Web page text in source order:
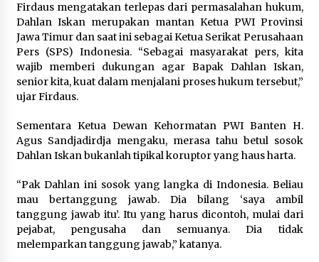
Pemanfaatan Limbah Galon Bekas,
Lapas Banjar Tanam 200 Pohon
Cabai Dukung Program Ketahanan
Pangan
7 Agustus 2026
Tagihan Air Tanpa Pemakaian,
Terungkap Ada Transisi Panjang
Pengelolaan , Perumdam TKR
Didesak Transparan
7 Agustus 2026
Sarana PAUD Diperkuat, Tangsel
Dorong Angka Partisipasi Sekolah
Terus Meningkat
Firdaus mengatakan terlepas dari permasalahan hukum,
Dahlan Iskan merupakan mantan Ketua PWI Provinsi
Jawa Timur dan saat ini sebagai Ketua Serikat Perusahaan
Pers (SPS) Indonesia. “Sebagai masyarakat pers, kita
wajib memberi dukungan agar Bapak Dahlan Iskan,
senior kita, kuat dalam menjalani proses hukum tersebut,”
ujar Firdaus.
Sementara Ketua Dewan Kehormatan PWI Banten H.
Agus Sandjadirdja mengaku, merasa tahu betul sosok
Dahlan Iskan bukanlah tipikal koruptor yang haus harta.
“Pak Dahlan ini sosok yang langka di Indonesia. Beliau
mau bertanggung jawab. Dia bilang ‘saya ambil
tanggung jawab itu’. Itu yang harus dicontoh, mulai dari
pejabat, pengusaha dan semuanya. Dia tidak
melemparkan tanggung jawab,” katanya.